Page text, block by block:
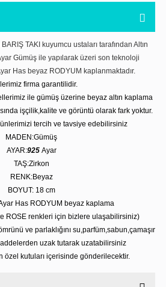
TAKI kuyumcu ustaları tarafından Altın
Gümüş ile yapılarak üzeri son teknoloji
Has beyaz RODYUM kaplanmaktadır.
firma garantilidir.
ile gümüş üzerine beyaz altın kaplama
işçilik,kalite ve görüntü olarak fark yoktur.
tercih ve tavsiye edebilirsiniz
MADEN:Gümüş
AYAR:925 Ayar
TAŞ:Zirkon
RENK:Beyaz
BOYUT: 18 cm
Has RODYUM beyaz kaplama
ROSE renkleri için bizlere ulaşabilirsiniz)
ve parlaklığını su,parfüm,sabun,çamaşır
uzak tutarak uzatabilirsiniz
özel kutuları içerisinde gönderilecektir.